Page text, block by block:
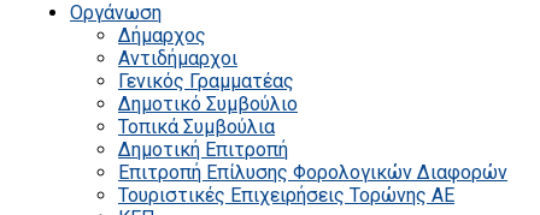
Οργάνωση
Δήμαρχος
Αντιδήμαρχοι
Γενικός Γραμματέας
Δημοτικό Συμβούλιο
Τοπικά Συμβούλια
Δημοτική Επιτροπή
Επιτροπή Επίλυσης Φορολογικών Διαφορών
Τουριστικές Επιχειρήσεις Τορώνης ΑΕ